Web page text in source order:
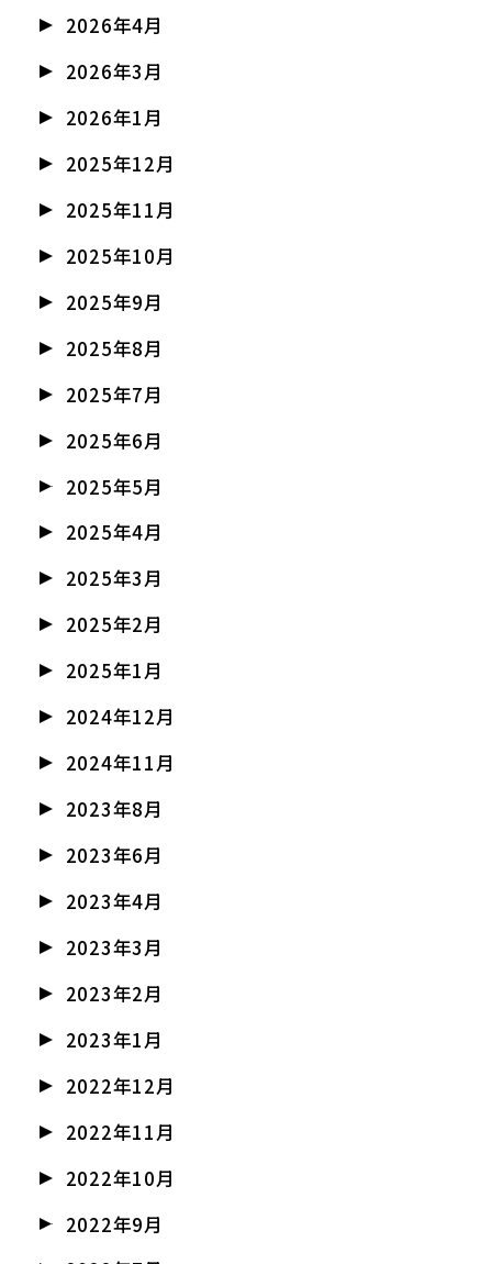
2026年4月
2026年3月
2026年1月
2025年12月
2025年11月
2025年10月
2025年9月
2025年8月
2025年7月
2025年6月
2025年5月
2025年4月
2025年3月
2025年2月
2025年1月
2024年12月
2024年11月
2023年8月
2023年6月
2023年4月
2023年3月
2023年2月
2023年1月
2022年12月
2022年11月
2022年10月
2022年9月